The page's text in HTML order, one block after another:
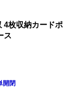
4枚収納カードポ
ス
開閉